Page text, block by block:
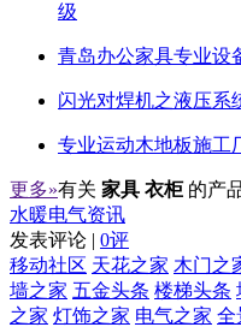
级
青岛办公家具专业设
闪光对焊机之液压
专业运动木地板施工
更多»有关 家具 衣柜 的产
水暖电气资讯
发表评论 | 0评
移动社区 天花之家 木门之
墙之家 五金头条 楼梯头条
之家 灯饰之家 电气之家 全